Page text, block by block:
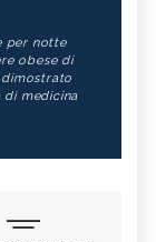
per notte
obese di
medicina